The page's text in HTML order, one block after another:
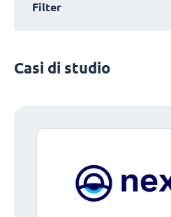
Filter
Casi di studio